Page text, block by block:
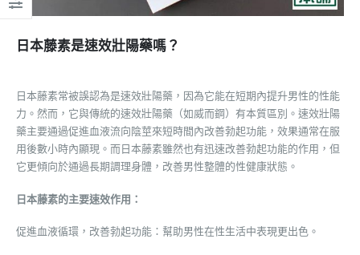
日本藤素是速效壯陽藥嗎？
日本藤素常被誤認為是速效壯陽藥，因為它能在短期內提升男性的性能
力。然而，它與傳統的速效壯陽藥（如威而鋼）有本質區別。速效壯陽
藥主要通過促進血液流向陰莖來短時間內改善勃起功能，效果通常在服
用後數小時內顯現。而日本藤素雖然也有迅速改善勃起功能的作用，但
它更傾向於通過長期調理身體，改善男性整體的性健康狀態。
日本藤素的主要速效作用：
促進血液循環，改善勃起功能：幫助男性在性生活中表現更出色。